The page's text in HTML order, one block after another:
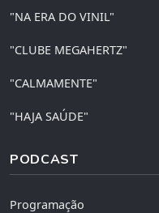
"NA ERA DO VINIL"
"CLUBE MEGAHERTZ"
"CALMAMENTE"
"HAJA SAÚDE"
PODCAST
Programação